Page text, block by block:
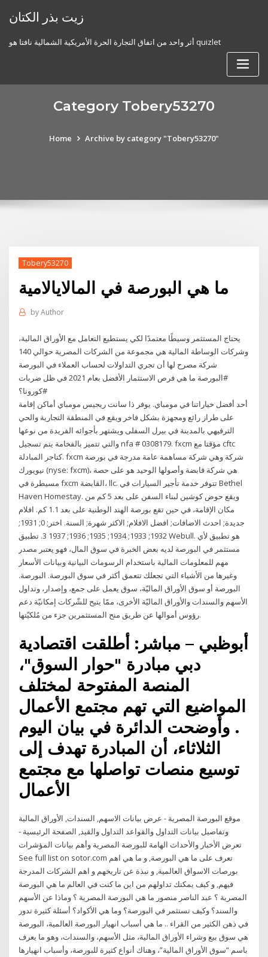
زيت بذر الكتان
أثر واحد من اتفاق التجارة الحرة الأمريكية الشمالية نافتا هو quizlet
Category Tobery53270
Home Archive by category "Tobery53270"
Tobery53270
ما هي البورصة في المالايالامية
byAuthor
يحتاج المستثمر وسيطًا معتمدًا لكي يستطيع التعامل مع الأوراق المالية،
وشركات الوساطة المالية هي مجموعة من الشركات المصرية حوالي 140
شركة مصرح لها أن تجري التداولات لحساب العملاء في البورصة
#البورصة ما هي فرص الاستثمار الأفضل بعام 2021 في ظل ضربات
#كورونا؟
أحد أفضل خياراتنا في مومباي. يوفر ذا سانت ريجيس مومباي أماكن إقامة
على طراز رائع ومجهزة بشكل فاخر ويقع في المنطقة التجارية والحي
الترفيهي بالمدينة في بيرل السفلى ويشتهر بأجوائه الفريدة من نوعها
والتي تتميز بالفخامة يتم تسجيل nfa # 0308179. fxcm مؤقتا مع cftc
كتاجر المبادلة. fxcm شركة وهي شركة مساهمة عامة مدرجة في بورصة
نيويورك (nyse: fxcm)، هي شركة قابضة وأصولها الوحيد هو على حصة
مسيطرة في fxcm القابضة، llc. تتوفر خدمة تأجير السيارات في Bethel
Haven Homestay. ويقع حوض كوشين لبناء السفن على بعد 5 كم من
مكان الإقامة، في حين تقع بورصة الهند الوطنية على بعد 1.1 كم. افلام
جديدة; احدث الاضافات; افضل الافلام; الاكثر شهرة; السنة. اختر; 0; 1931;
1932; 1933; 1934; 1935; 1936; 1937 3. تطبيق Webull. هو تطبيق لأي
مستثمر في البورصة لديه بعض الخبرة في سوق المال، فهو يعتبر مصدر
مهم للمعلومات المالية باستخدام الرسومات البيانية وبيانات الأسعار
وغيرها من الأشياء التي تجعلك تتعمق أكثر في سوق البورصة. البورصة.
البورصة أو سوق الأوراق الماليّة، سوق يعمل على جمع، وإصدار، وتداول
الأسهم والسندات والأوراق الماليّة الأخرى، ممّا يتيح للشّركات إمكانيّة دعم
رؤوس أموالها عن طريق منح المستثمرين جزء من مُلكيّتها.
أبوظبي – مباشر: أطلقت اقتصادية
دبي مبادرة "حوار السوق"،
المنصة المفتوحة لمختلف
المواضيع التي تهم مجتمع الأعمال
. وأوضحت الدائرة في بيان اليوم
الثلاثاء، أن المبادرة تهدف إلى
توسيع منصات تواصلها مع مجتمع
الأعمال
موقع البورصة المصرية - عرض بيانات الاسهم, السندات, الأوراق المالية
وتفاصيل بيانات التداول والقواعد التداول والقيد, الصفحة الرئيسية -
تعرض الأخبار والأحداث الهامة للبورصة المصرية وأهم بيانات المؤشرات
See full list on sotor.com تعرف على ما هي البورصة, و ما هي اهم
بورصات الاسواق العالمية, و نبذة عن تاريخهم و اهم الشركات المدرجة
فيهم, و كيف يمكنك تداولهم من اين ما كنت في العالم ما هي البورصة
المصرية ؟ عبد الناصر منصور ما هي البورصة المصرية ؟ وماذا عن الأسهم
والسند؟ وكيف تستثمر في البورصة؟ وما هي الأكواد؟ أسئلة كثيرة تدور
في ذهن الكثير من القراء .. ما هي أسباب انهيار البورصة العالمية، البورصة
هي سوق بيع وشراء الأوراق المالية، مثل الأسهم، والسندات، وهو ما يعرف
باسم “سوق الأوراق المالية”، وهناك أنواع كثيرة للبورصة، وأسباب انهيارها